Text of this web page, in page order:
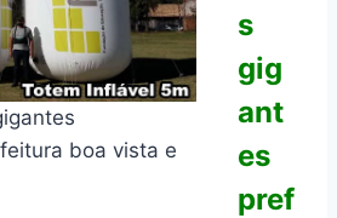
boa vista e
s
gig
ant
es
pref